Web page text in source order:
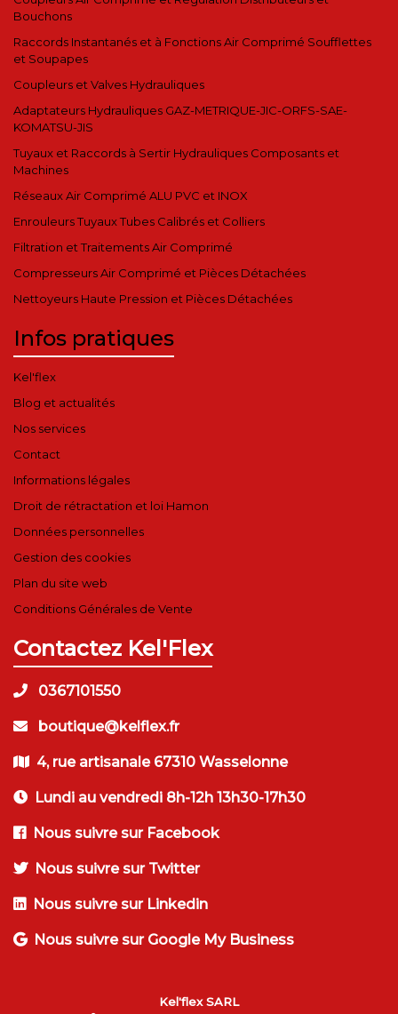
Bouchons
Raccords Instantanés et à Fonctions Air Comprimé Soufflettes
et Soupapes
Coupleurs et Valves Hydrauliques
Adaptateurs Hydrauliques GAZ-METRIQUE-JIC-ORFS-SAE-
KOMATSU-JIS
Tuyaux et Raccords à Sertir Hydrauliques Composants et
Machines
Réseaux Air Comprimé ALU PVC et INOX
Enrouleurs Tuyaux Tubes Calibrés et Colliers
Filtration et Traitements Air Comprimé
Compresseurs Air Comprimé et Pièces Détachées
Nettoyeurs Haute Pression et Pièces Détachées
Infos pratiques
Kel'flex
Blog et actualités
Nos services
Contact
Informations légales
Droit de rétractation et loi Hamon
Données personnelles
Gestion des cookies
Plan du site web
Conditions Générales de Vente
Contactez Kel'Flex
0367101550
boutique@kelflex.fr
4, rue artisanale 67310 Wasselonne
Lundi au vendredi 8h-12h 13h30-17h30
Nous suivre sur Facebook
Nous suivre sur Twitter
Nous suivre sur Linkedin
Nous suivre sur Google My Business
Kel'flex SARL